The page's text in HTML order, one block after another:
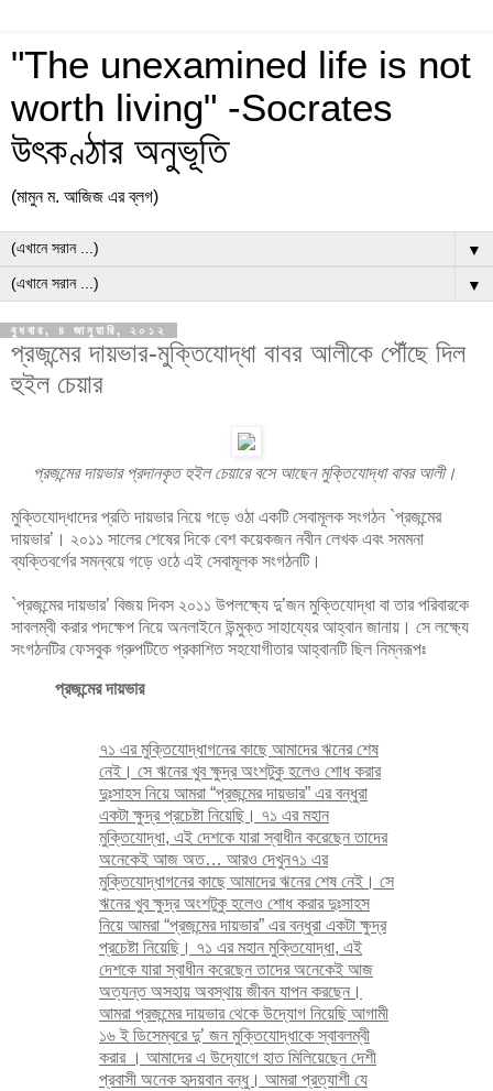
"The unexamined life is not
worth living" -Socrates
উৎকণ্ঠার অনুভূতি
(মামুন ম. আজিজ এর ব্লগ)
▼
▼
বুধবার, ৪ জানুয়ারি, ২০১২
প্রজন্মের দায়ভার-মুক্তিযোদ্ধা বাবর আলীকে পৌঁছে দিল
হুইল চেয়ার
প্রজন্মের দায়ভার প্রদানকৃত হুইল চেয়ারে বসে আছেন মুক্তিযোদ্ধা বাবর আলী।
মুক্তিযোদ্ধাদের প্রতি দায়ভার নিয়ে গড়ে ওঠা একটি সেবামূলক সংগঠন `প্রজন্মের
দায়ভার’। ২০১১ সালের শেষের দিকে বেশ কয়েকজন নবীন লেখক এবং সমমনা
ব্যক্তিবর্গের সমন্বয়ে গড়ে ওঠে এই সেবামূলক সংগঠনটি।
`প্রজন্মের দায়ভার’ বিজয় দিবস ২০১১ উপলক্ষ্যে দু’জন মুক্তিযোদ্ধা বা তার পরিবারকে
সাবলম্বী করার পদক্ষেপ নিয়ে অনলাইনে উন্মুক্ত সাহায্যের আহ্বান জানায়। সে লক্ষ্যে
সংগঠনটির ফেসবুক গ্রুপটিতে প্রকাশিত সহযোগীতার আহ্বানটি ছিল নিম্নরূপঃ
প্রজন্মের দায়ভার
৭১ এর মুক্তিযোদ্ধাগনের কাছে আমাদের ঋনের শেষ
নেই। সে ঋনের খুব ক্ষুদ্র অংশটুকু হলেও শোধ করার
দুঃসাহস নিয়ে আমরা “প্রজন্মের দায়ভার” এর বন্ধুরা
একটা ক্ষুদ্র প্রচেষ্টা নিয়েছি। ৭১ এর মহান
মুক্তিযোদ্ধা, এই দেশকে যারা স্বাধীন করেছেন তাদের
অনেকেই আজ অত… আরও দেখুন৭১ এর
মুক্তিযোদ্ধাগনের কাছে আমাদের ঋনের শেষ নেই। সে
ঋনের খুব ক্ষুদ্র অংশটুকু হলেও শোধ করার দুঃসাহস
নিয়ে আমরা “প্রজন্মের দায়ভার” এর বন্ধুরা একটা ক্ষুদ্র
প্রচেষ্টা নিয়েছি। ৭১ এর মহান মুক্তিযোদ্ধা, এই
দেশকে যারা স্বাধীন করেছেন তাদের অনেকেই আজ
অত্যন্ত অসহায় অবস্থায় জীবন যাপন করছেন।
আমরা প্রজন্মের দায়ভার থেকে উদ্যোগ নিয়েছি আগামী
১৬ ই ডিসেম্বরে দু’ জন মুক্তিযোদ্ধাকে স্বাবলম্বী
করার । আমাদের এ উদ্যোগে হাত মিলিয়েছেন দেশী
প্রবাসী অনেক হৃদয়বান বন্ধু। আমরা প্রত্যাশী যে